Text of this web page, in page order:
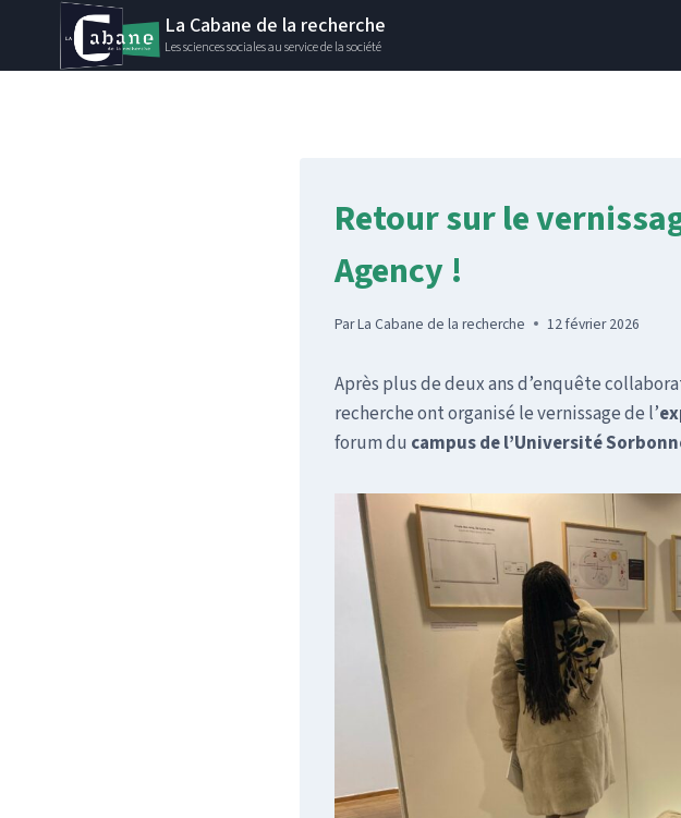
contenu
La Cabane de la recherche
Les sciences sociales au service de la société
Retour sur le
Agency !
ParLa Cabane de la recherche 12 février 2026
Après plus de deux ans d’enquête
recherche ont organisé le vernissage de l’
forum du campus de l’Université